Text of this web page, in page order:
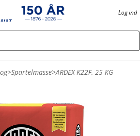
Log ind
>Spartelmasse>ARDEX K22F, 25 KG